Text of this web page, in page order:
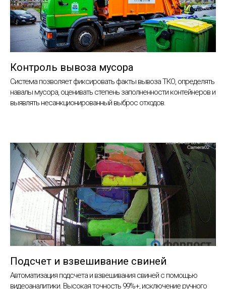
Контроль вывоза мусора
Система позволяет фиксировать факты вывоза ТКО, определять
навалы мусора, оценивать степень заполненности контейнеров и
выявлять несанкционированный выброс отходов.
Подсчет и взвешивание свиней
Автоматизация подсчета и взвешивания свиней с помощью
видеоаналитики. Высокая точность 99%+, исключение ручного